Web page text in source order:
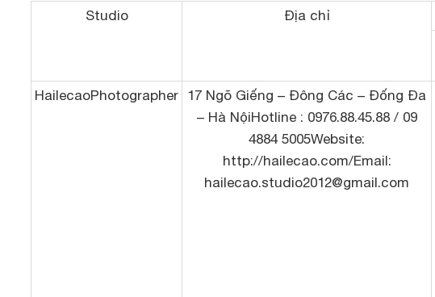
Studio Địa chỉ
HailecaoPhotographer 17 Ngõ Giếng – Đông Các – Đống Đa
– Hà NộiHotline : 0976.88.45.88 / 09
4884 5005Website:
http://hailecao.com/Email:
hailecao.studio2012@gmail.com